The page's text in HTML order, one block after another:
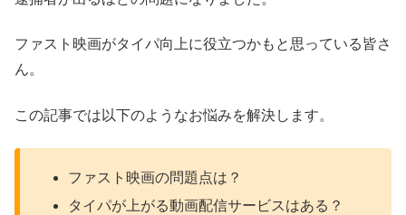
ファスト映画がタイパ向上に役立つかもと思っている皆さ
ん。
この記事では以下のようなお悩みを解決します。
ファスト映画の問題点は？
タイパが上がる動画配信サービスはある？